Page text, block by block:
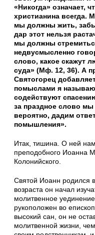
«Никогда» означает,
христианина всегда.
мы должны жить,
дар этот нельзя
мы должны
недвусмысленно
слово, какое скажут
суда» (Мф. 12, 36). А
Святогорец
помыслами я
содействуют
за праздное слово мы
вероятно, дадим
помышления».
Итак, тишина. О ней
преподобного Иоанна
Колонийского.
Святой Иоанн родился
возраста он начал
молитвенное
рукоположен во
высокий сан, он не
молитвенной жизни,